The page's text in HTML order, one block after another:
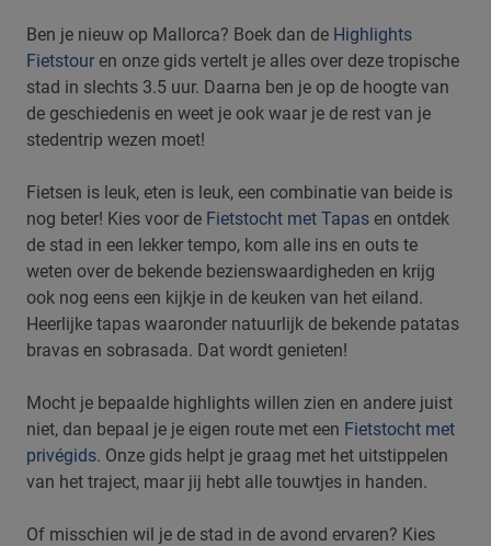
Ben je nieuw op Mallorca? Boek dan de Highlights
Fietstour en onze gids vertelt je alles over deze tropische
stad in slechts 3.5 uur. Daarna ben je op de hoogte van
de geschiedenis en weet je ook waar je de rest van je
stedentrip wezen moet!
Fietsen is leuk, eten is leuk, een combinatie van beide is
nog beter! Kies voor de Fietstocht met Tapas en ontdek
de stad in een lekker tempo, kom alle ins en outs te
weten over de bekende bezienswaardigheden en krijg
ook nog eens een kijkje in de keuken van het eiland.
Heerlijke tapas waaronder natuurlijk de bekende patatas
bravas en sobrasada. Dat wordt genieten!
Mocht je bepaalde highlights willen zien en andere juist
niet, dan bepaal je je eigen route met een Fietstocht met
privégids. Onze gids helpt je graag met het uitstippelen
van het traject, maar jij hebt alle touwtjes in handen.
Of misschien wil je de stad in de avond ervaren? Kies